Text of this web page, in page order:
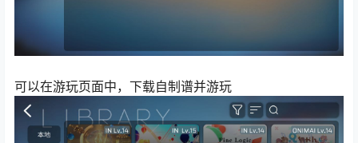
可以在游玩页面中，下载自制谱并游玩